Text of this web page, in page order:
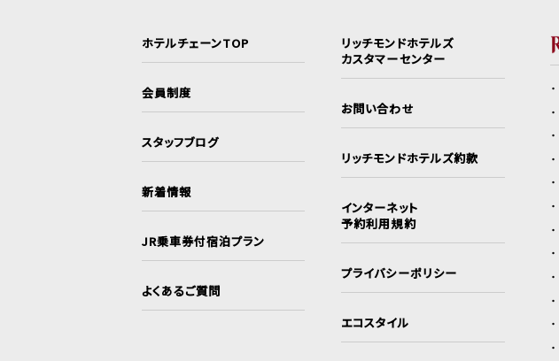
ホテルチェーンTOP
会員制度
スタッフブログ
新着情報
JR乗車券付宿泊プラン
よくあるご質問
リッチモンドホテルズ
カスタマーセンター
お問い合わせ
リッチモンドホテルズ約款
インターネット
予約利用規約
プライバシーポリシー
エコスタイル